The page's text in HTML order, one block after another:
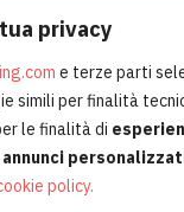
privacy
e terze parti
simili per finalità
le finalità di
policy.
AVVIA UNA CHAT DAL
sentirsi sempre